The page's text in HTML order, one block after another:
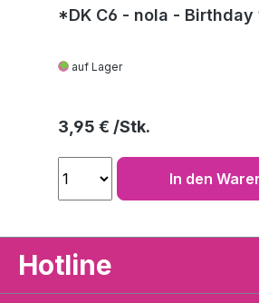
*DK C6 - nola - Birthday
auf Lager
Regulärer Preis:
3,95 €
In den
Hotline